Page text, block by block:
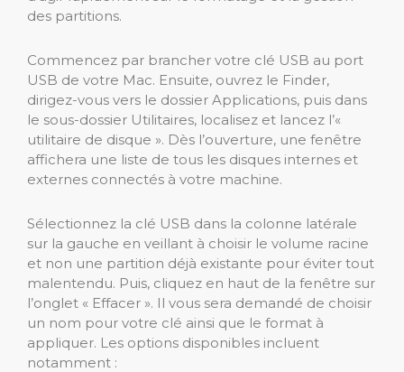
des partitions.
Commencez par brancher votre clé USB au port
USB de votre Mac. Ensuite, ouvrez le Finder,
dirigez-vous vers le dossier Applications, puis dans
le sous-dossier Utilitaires, localisez et lancez l’«
utilitaire de disque ». Dès l’ouverture, une fenêtre
affichera une liste de tous les disques internes et
externes connectés à votre machine.
Sélectionnez la clé USB dans la colonne latérale
sur la gauche en veillant à choisir le volume racine
et non une partition déjà existante pour éviter tout
malentendu. Puis, cliquez en haut de la fenêtre sur
l’onglet « Effacer ». Il vous sera demandé de choisir
un nom pour votre clé ainsi que le format à
appliquer. Les options disponibles incluent
notamment :